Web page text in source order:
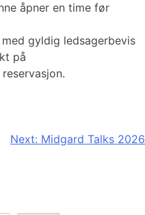
åpner en time før
gyldig ledsagerbevis
på
Next: Midgard Talks 2026